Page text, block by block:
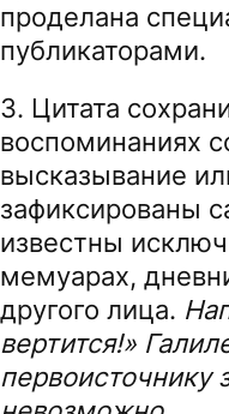
проделана
публикаторами.
3. Цитата
воспоминаниях
высказывание
зафиксированы
известны
мемуарах,
другого лица.
вертится!»
первоисточнику